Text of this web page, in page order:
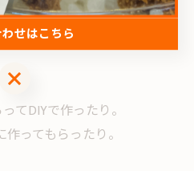
てDIYで作ったり。
ってもらったり。
わせはこちら
せはこちら